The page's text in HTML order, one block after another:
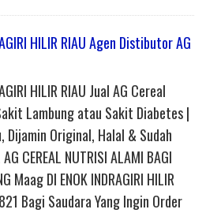
HILIR RIAU Agen Distibutor AG
HILIR RIAU Jual AG Cereal
Lambung atau Sakit Diabetes |
Dijamin Original, Halal & Sudah
CEREAL NUTRISI ALAMI BAGI
Maag DI ENOK INDRAGIRI HILIR
Bagi Saudara Yang Ingin Order